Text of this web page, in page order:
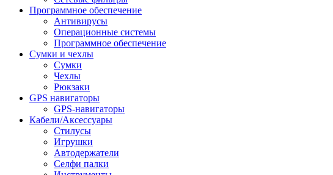
Программное обеспечение
Антивирусы
Операционные системы
Программное обеспечение
Сумки и чехлы
Сумки
Чехлы
Рюкзаки
GPS навигаторы
GPS-навигаторы
Кабели/Аксессуары
Стилусы
Игрушки
Автодержатели
Селфи палки